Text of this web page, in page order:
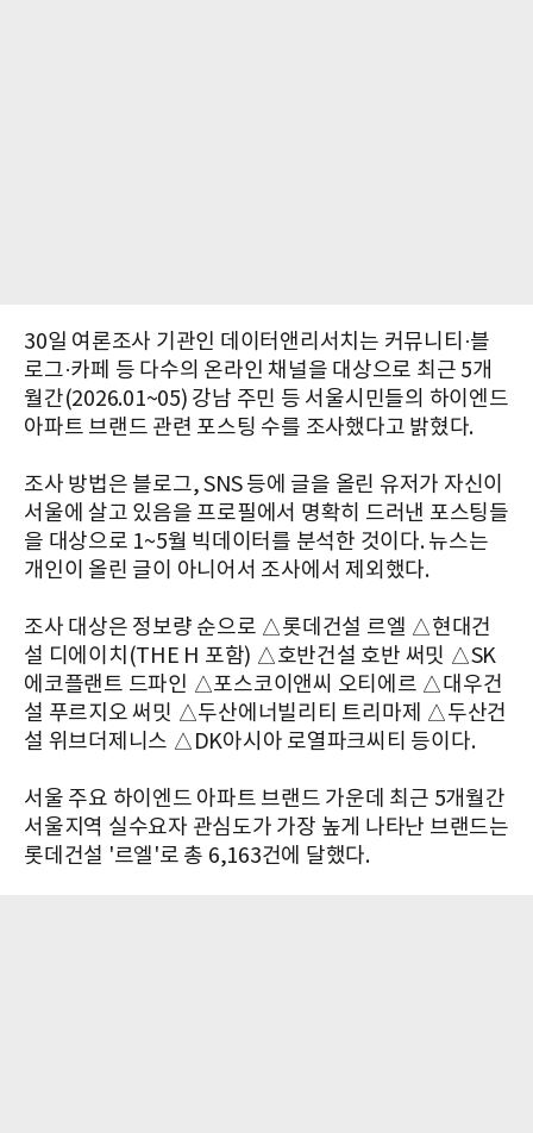
30일 여론조사 기관인 데이터앤리서치는 커뮤니티·블
로그·카페 등 다수의 온라인 채널을 대상으로 최근 5개
월간(2026.01~05) 강남 주민 등 서울시민들의 하이엔드
아파트 브랜드 관련 포스팅 수를 조사했다고 밝혔다.
조사 방법은 블로그, SNS 등에 글을 올린 유저가 자신이
서울에 살고 있음을 프로필에서 명확히 드러낸 포스팅들
을 대상으로 1~5월 빅데이터를 분석한 것이다. 뉴스는
개인이 올린 글이 아니어서 조사에서 제외했다.
조사 대상은 정보량 순으로 △롯데건설 르엘 △현대건
설 디에이치(THE H 포함) △호반건설 호반 써밋 △SK
에코플랜트 드파인 △포스코이앤씨 오티에르 △대우건
설 푸르지오 써밋 △두산에너빌리티 트리마제 △두산건
설 위브더제니스 △DK아시아 로열파크씨티 등이다.
서울 주요 하이엔드 아파트 브랜드 가운데 최근 5개월간
서울지역 실수요자 관심도가 가장 높게 나타난 브랜드는
롯데건설 '르엘'로 총 6,163건에 달했다.